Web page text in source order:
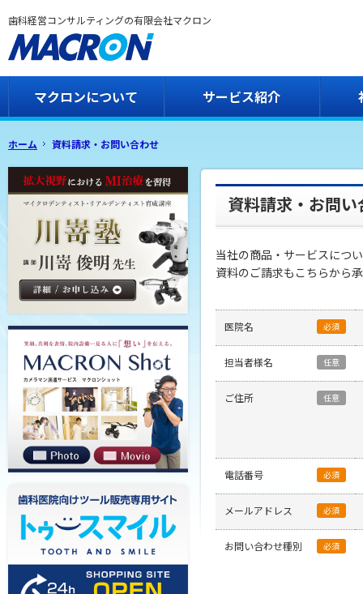
歯科経営コンサルティングの有限会社マクロン
マクロンについて サービス紹介
ホーム 資料請求・お問い合わせ
資料請求・お問い
当社の商品・サービスにつ
資料のご請求もこちらから
医院名 必須
担当者様名 任意
ご住所 任意
電話番号 必須
メールアドレス 必須
お問い合わせ種別 必須